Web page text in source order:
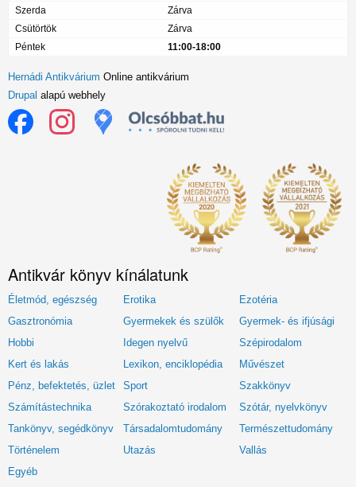
Szerda
Zárva
Csütörtök
Zárva
Péntek
11:00-18:00
Hernádi Antikvárium Online antikvárium
Drupal alapú webhely
Antikvár könyv kínálatunk
Életmód, egészség Erotika
Ezotéria
Gasztronómia
Gyermekek és szülők
Gyermek- és ifjúsági
Hobbi
Idegen nyelvű
Szépirodalom
Kert és lakás
Lexikon, enciklopédia
Művészet
Pénz, befektetés, üzlet
Sport
Szakkönyv
Számítástechnika
Szórakoztató irodalom
Szótár, nyelvkönyv
Tankönyv, segédkönyv
Társadalomtudomány
Természettudomány
Történelem
Utazás
Vallás
Egyéb